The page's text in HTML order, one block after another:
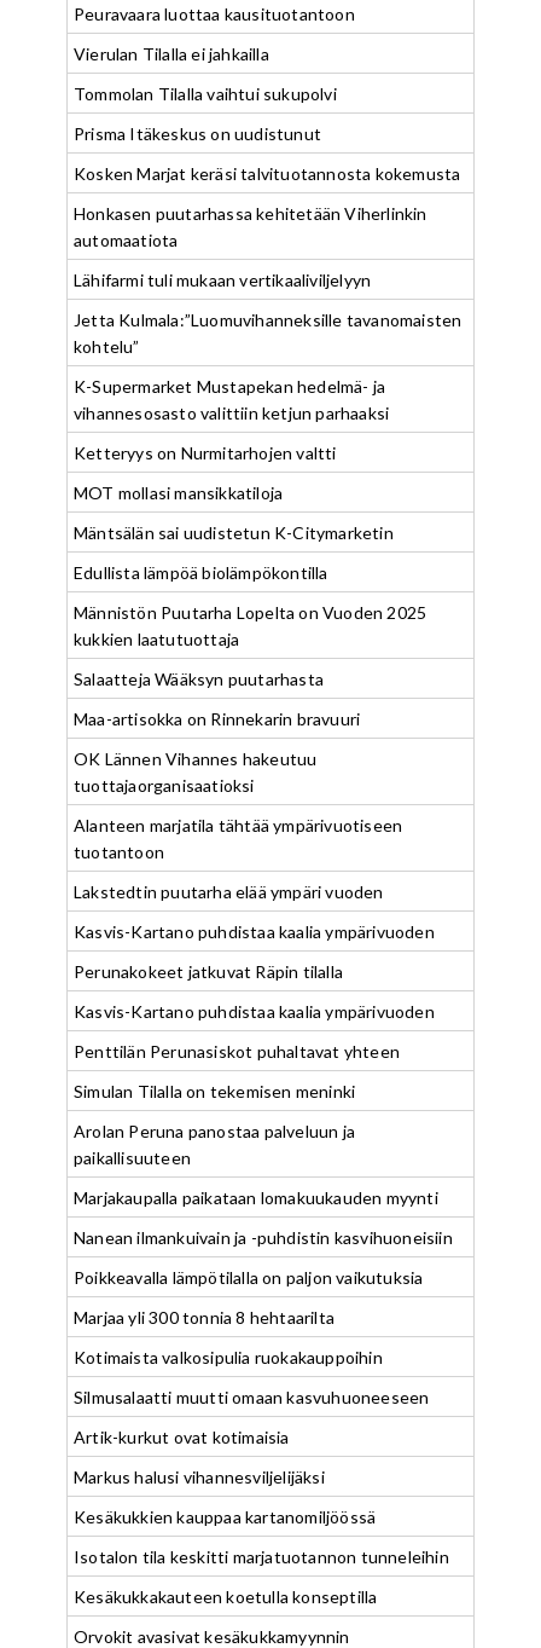
Peuravaara luottaa kausituotantoon
Vierulan Tilalla ei jahkailla
Tommolan Tilalla vaihtui sukupolvi
Prisma Itäkeskus on uudistunut
Kosken Marjat keräsi talvituotannosta kokemusta
Honkasen puutarhassa kehitetään Viherlinkin
automaatiota
Lähifarmi tuli mukaan vertikaaliviljelyyn
Jetta Kulmala:”Luomuvihanneksille tavanomaisten
kohtelu”
K-Supermarket Mustapekan hedelmä- ja
vihannesosasto valittiin ketjun parhaaksi
Ketteryys on Nurmitarhojen valtti
MOT mollasi mansikkatiloja
Mäntsälän sai uudistetun K-Citymarketin
Edullista lämpöä biolämpökontilla
Männistön Puutarha Lopelta on Vuoden 2025
kukkien laatutuottaja
Salaatteja Wääksyn puutarhasta
Maa-artisokka on Rinnekarin bravuuri
OK Lännen Vihannes hakeutuu
tuottajaorganisaatioksi
Alanteen marjatila tähtää ympärivuotiseen
tuotantoon
Lakstedtin puutarha elää ympäri vuoden
Kasvis-Kartano puhdistaa kaalia ympärivuoden
Perunakokeet jatkuvat Räpin tilalla
Kasvis-Kartano puhdistaa kaalia ympärivuoden
Penttilän Perunasiskot puhaltavat yhteen
Simulan Tilalla on tekemisen meninki
Arolan Peruna panostaa palveluun ja
paikallisuuteen
Marjakaupalla paikataan lomakuukauden myynti
Nanean ilmankuivain ja -puhdistin kasvihuoneisiin
Poikkeavalla lämpötilalla on paljon vaikutuksia
Marjaa yli 300 tonnia 8 hehtaarilta
Kotimaista valkosipulia ruokakauppoihin
Silmusalaatti muutti omaan kasvuhuoneeseen
Artik-kurkut ovat kotimaisia
Markus halusi vihannesviljelijäksi
Kesäkukkien kauppaa kartanomiljöössä
Isotalon tila keskitti marjatuotannon tunneleihin
Kesäkukkakauteen koetulla konseptilla
Orvokit avasivat kesäkukkamyynnin